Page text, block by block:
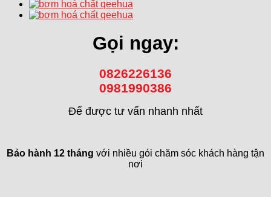
Gọi ngay:
0826226136
0981990386
Để được tư vấn nhanh nhất
Bảo hành 12 tháng với nhiều gói chăm sóc khách hàng tận
nơi